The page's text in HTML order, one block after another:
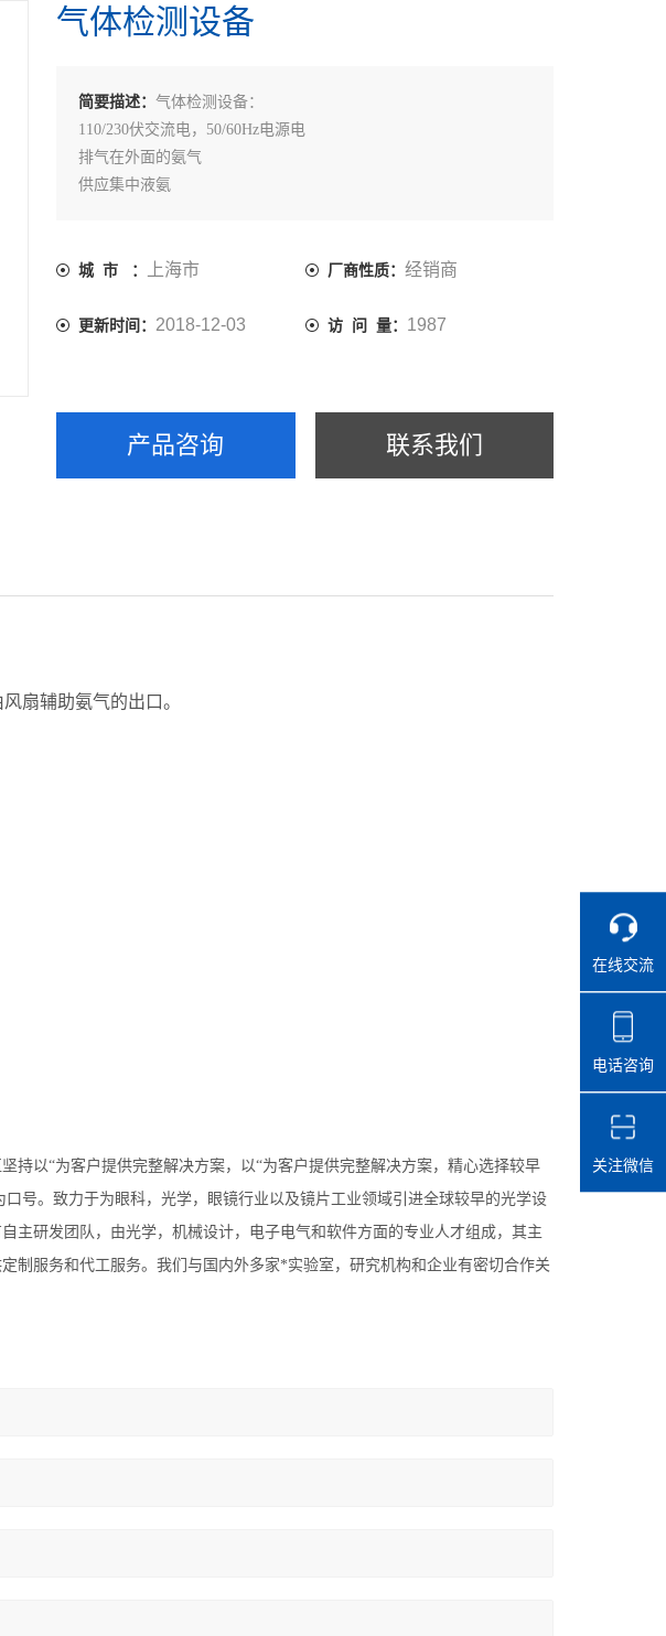
气体检测设备
简要描述：气体检测设备：
110/230伏交流电，50/60Hz电源电
排气在外面的氨气
供应集中液氨
城 市 ： 上海市 厂商性质： 经销商
更新时间： 2018-12-03 访 问 量： 1987
产品咨询 联系我们
扇辅助氨气的出口。
持以“为客户提供完整解决方案，以“为客户提供完整解决方案，精心选择较早
号。致力于为眼科，光学，眼镜行业以及镜片工业领域引进全球较早的光学设
主研发团队，由光学，机械设计，电子电气和软件方面的专业人才组成，其主
制服务和代工服务。我们与国内外多家*实验室，研究机构和企业有密切合作关
在线交流
电话咨询
关注微信